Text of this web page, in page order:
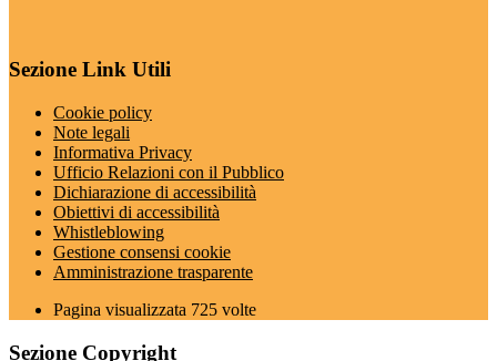
Sezione Link Utili
Cookie policy
Note legali
Informativa Privacy
Ufficio Relazioni con il Pubblico
Dichiarazione di accessibilità
Obiettivi di accessibilità
Whistleblowing
Gestione consensi cookie
Amministrazione trasparente
Pagina visualizzata 725 volte
Sezione Copyright